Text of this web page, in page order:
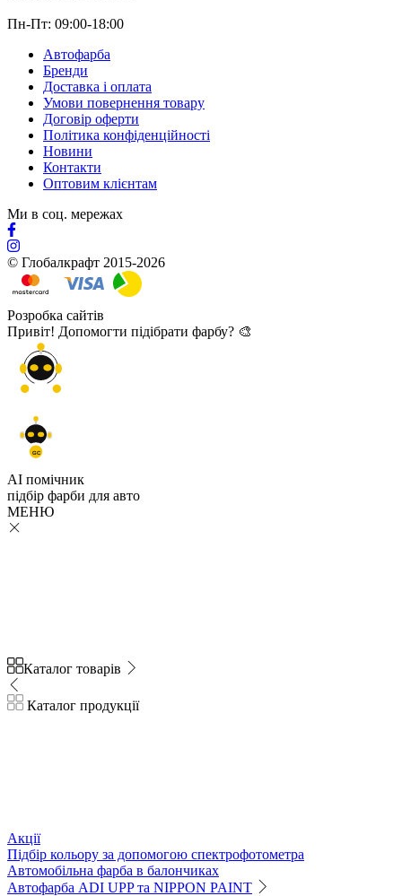
Пн-Пт: 09:00-18:00
Автофарба
Бренди
Доставка і оплата
Умови повернення товару
Договір оферти
Політика конфіденційності
Новини
Контакти
Оптовим клієнтам
Ми в соц. мережах
© Глобалкрафт 2015-2026
Розробка сайтів
Привіт! Допомогти підібрати фарбу? 🎨
GC
AI помічник
підбір фарби для авто
МЕНЮ
Каталог товарів
Каталог продукції
Акції
Підбір кольору за допомогою спектрофотометра
Автомобільна фарба в балончиках
Автофарба ADI UPP та NIPPON PAINT